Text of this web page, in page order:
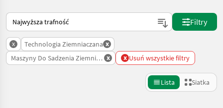
Tak sortuje się na Landwirt.com
Filtry
x Technologia Ziemniaczana x
Maszyny Do Sadzenia Ziemniakow
x x Usuń wszystkie filtry
Lista Siatka